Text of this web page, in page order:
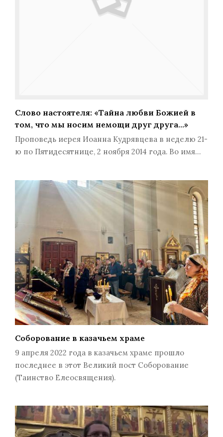
Слово настоятеля: «Тайна любви Божией в
том, что мы носим немощи друг друга…»
Проповедь иерея Иоанна Кудрявцева в неделю 21-
ю по Пятидесятнице, 2 ноября 2014 года. Во имя…
Соборование в казачьем храме
9 апреля 2022 года в казачьем храме прошло
последнее в этот Великий пост Соборование
(Таинство Елеосвящения).